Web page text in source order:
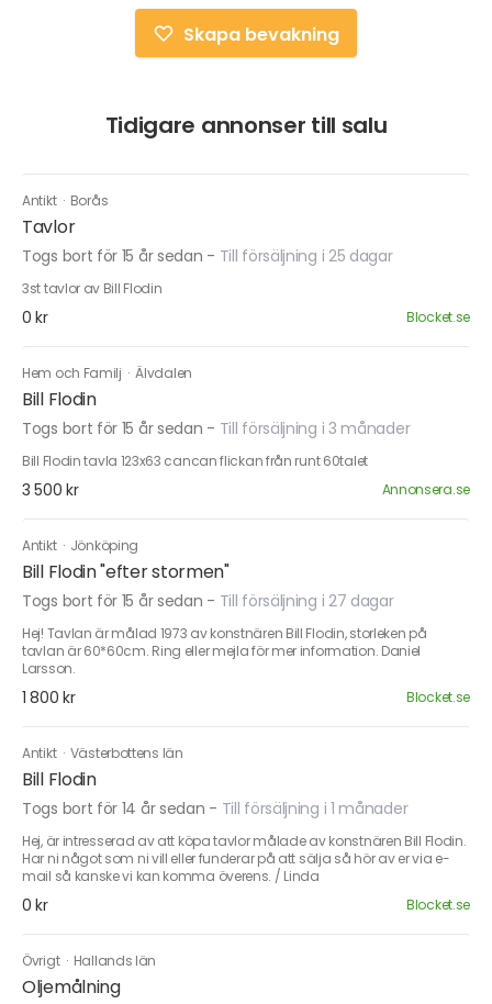
Skapa bevakning
Tidigare annonser till salu
Antikt · Borås
Tavlor
Togs bort för 15 år sedan - Till försäljning i 25 dagar
3st tavlor av Bill Flodin
0 kr Blocket.se
Hem och Familj ·Älvdalen
Bill Flodin
Togs bort för 15 år sedan - Till försäljning i 3 månader
Bill Flodin tavla 123x63 cancan flickan från runt 60talet
3 500 kr Annonsera.se
Antikt · Jönköping
Bill Flodin "efter stormen"
Togs bort för 15 år sedan - Till försäljning i 27 dagar
Hej! Tavlan är målad 1973 av konstnären Bill Flodin, storleken på
tavlan är 60*60cm. Ring eller mejla för mer information. Daniel
Larsson.
1 800 kr Blocket.se
Antikt · Västerbottens län
Bill Flodin
Togs bort för 14 år sedan - Till försäljning i 1 månader
Hej, är intresserad av att köpa tavlor målade av konstnären Bill Flodin.
Har ni något som ni vill eller funderar på att sälja så hör av er via e-
mail så kanske vi kan komma överens. / Linda
0 kr Blocket.se
Övrigt · Hallands län
Oljemålning